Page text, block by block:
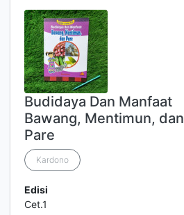
Budidaya Dan Manfaat
Bawang, Mentimun, dan
Pare
Kardono
Edisi
Cet.1